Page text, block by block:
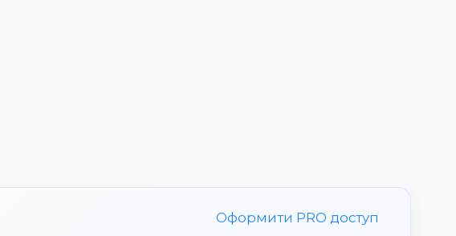
Оформити PRO доступ